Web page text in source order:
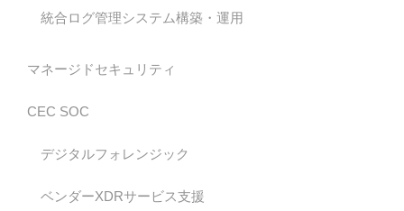
統合ログ管理システム構築・運用
マネージドセキュリティ
CEC SOC
デジタルフォレンジック
ベンダーXDRサービス支援